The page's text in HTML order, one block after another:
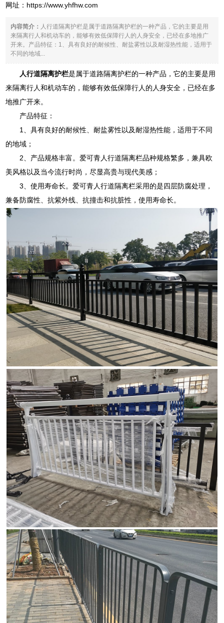
网址： https://www.yhfhw.com
内容简介： 人行道隔离护栏是属于道路隔离护栏的一种产品，它的主要是用
来隔离行人和机动车的，能够有效低保障行人的人身安全，已经在多地推广
开来。产品特征：1、具有良好的耐候性、耐盐雾性以及耐湿热性能，适用于
不同的地域...
人行道隔离护栏是属于道路隔离护栏的一种产品，它的主要是用
来隔离行人和机动车的，能够有效低保障行人的人身安全，已经在多
地推广开来。
产品特征：
1、具有良好的耐候性、耐盐雾性以及耐湿热性能，适用于不同
的地域；
2、产品规格丰富。爱可青人行道隔离栏品种规格繁多，兼具欧
美风格以及当今流行时尚，尽显高贵与现代美感；
3、使用寿命长。爱可青人行道隔离栏采用的是四层防腐处理，
兼备防腐性、抗紫外线、抗撞击和抗脏性，使用寿命长。